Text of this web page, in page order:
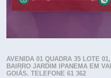
AVENIDA 01 QUADRA 35 LOTE
BAIRRO JARDIM IPANEMA EM
GOIÁS. TELEFONE 61 362